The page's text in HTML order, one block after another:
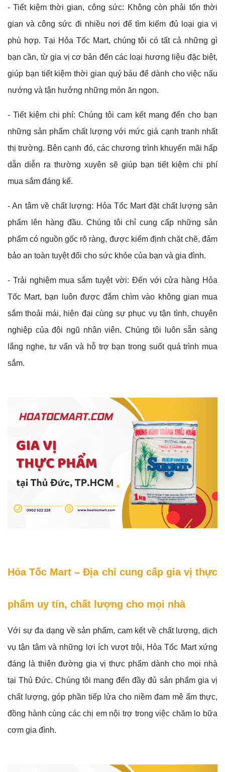
- Tiết kiệm thời gian, công sức: Không còn phải tốn thời
gian và công sức đi nhiều nơi để tìm kiếm đủ loại gia vị
phù hợp. Tại Hỏa Tốc Mart, chúng tôi có tất cả những gì
bạn cần, từ gia vị cơ bản đến các loại hương liệu đặc biệt,
giúp bạn tiết kiệm thời gian quý báu để dành cho việc nấu
nướng và tận hưởng những món ăn ngon.
- Tiết kiệm chi phí: Chúng tôi cam kết mang đến cho bạn
những sản phẩm chất lượng với mức giá cạnh tranh nhất
thị trường. Bên cạnh đó, các chương trình khuyến mãi hấp
dẫn diễn ra thường xuyên sẽ giúp bạn tiết kiệm chi phí
mua sắm đáng kể.
- An tâm về chất lượng: Hỏa Tốc Mart đặt chất lượng sản
phẩm lên hàng đầu. Chúng tôi chỉ cung cấp những sản
phẩm có nguồn gốc rõ ràng, được kiểm định chặt chẽ, đảm
bảo an toàn tuyệt đối cho sức khỏe của bạn và gia đình.
- Trải nghiệm mua sắm tuyệt vời: Đến với cửa hàng Hỏa
Tốc Mart, bạn luôn được đắm chìm vào không gian mua
sắm thoải mái, hiện đại cùng sự phục vụ tận tình, chuyên
nghiệp của đội ngũ nhân viên. Chúng tôi luôn sẵn sàng
lắng nghe, tư vấn và hỗ trợ bạn trong suốt quá trình mua
sắm.
Hỏa Tốc Mart – Địa chỉ cung cấp gia vị thực
phẩm uy tín, chất lượng cho mọi nhà
Với sự đa dạng về sản phẩm, cam kết về chất lượng, dịch
vụ tận tâm và những lợi ích vượt trội, Hỏa Tốc Mart xứng
đáng là thiên đường gia vị thực phẩm dành cho mọi nhà
tại Thủ Đức. Chúng tôi mang đến đầy đủ sản phẩm gia vị
chất lượng, góp phần tiếp lửa cho niềm đam mê ẩm thực,
đồng hành cùng các chị em nội trợ trong việc chăm lo bữa
cơm gia đình.